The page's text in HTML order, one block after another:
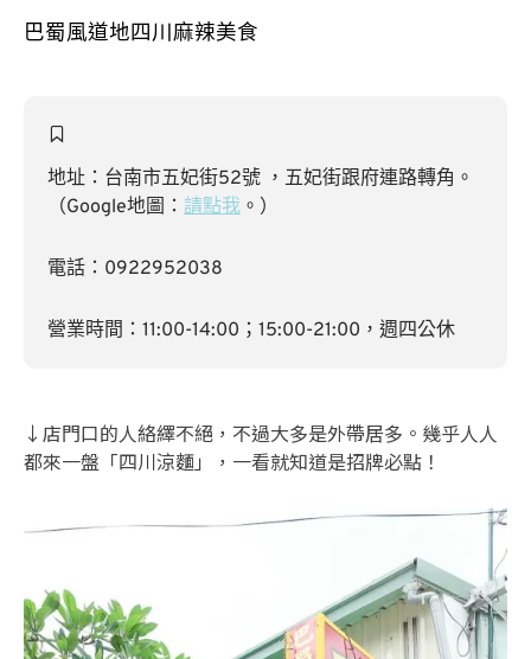
巴蜀風道地四川麻辣美食
地址：台南市五妃街52號 ，五妃街跟府連路轉角。
（Google地圖： 請點我 。）
電話：0922952038
營業時間：11:00-14:00；15:00-21:00，週四公休
↓店門口的人絡繹不絕，不過大多是外帶居多。幾乎人人
都來一盤「四川涼麵」，一看就知道是招牌必點！